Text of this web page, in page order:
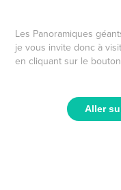
Les Panoramiques
je vous invite donc à
en cliquant sur le
Aller